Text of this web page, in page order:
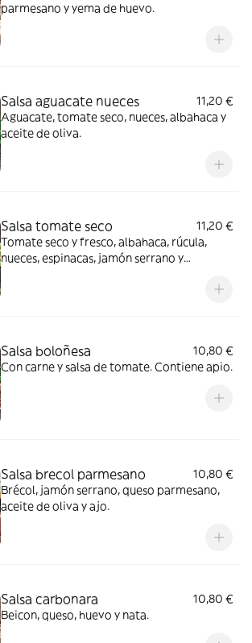
parmesano y yema de huevo.
Salsa aguacate nueces
11,20 €
Aguacate, tomate seco, nueces, albahaca y
aceite de oliva.
Salsa tomate seco
11,20 €
Tomate seco y fresco, albahaca, rúcula,
nueces, espinacas, jamón serrano y
Salsa boloñesa
10,80 €
Con carne y salsa de tomate. Contiene apio.
Salsa brecol parmesano
10,80 €
Brécol, jamón serrano, queso parmesano,
aceite de oliva y ajo.
Salsa carbonara
10,80 €
Beicon, queso, huevo y nata.